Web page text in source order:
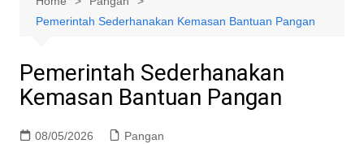
Pemerintah Sederhanakan Kemasan Bantuan Pangan
Pemerintah Sederhanakan
Kemasan Bantuan Pangan
08/05/2026 Pangan